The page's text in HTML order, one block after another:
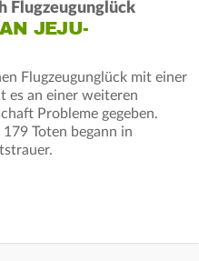
Flugzeugunglück
JEJU-
Flugzeugunglück mit einer
es an einer weiteren
Probleme gegeben.
Toten begann in